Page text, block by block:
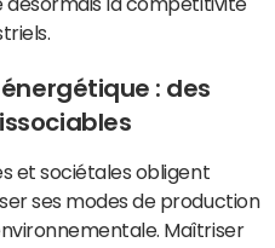
: des
et sociétales obligent
ses modes de production
Maîtriser